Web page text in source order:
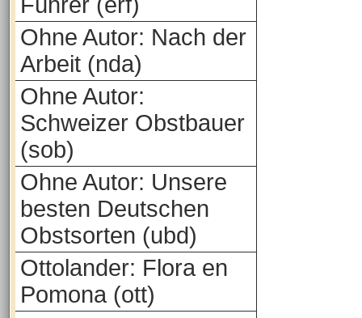
Ohne Autor: Nach der
Arbeit (nda)
Ohne Autor:
Schweizer Obstbauer
(sob)
Ohne Autor: Unsere
besten Deutschen
Obstsorten (ubd)
Ottolander: Flora en
Pomona (ott)